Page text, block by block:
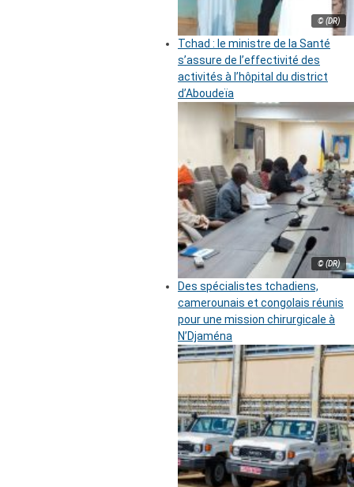
© (DR)
Tchad : le ministre de la Santé
s’assure de l’effectivité des
activités à l’hôpital du district
d’Aboudeïa
© (DR)
Des spécialistes tchadiens,
camerounais et congolais réunis
pour une mission chirurgicale à
N’Djaména